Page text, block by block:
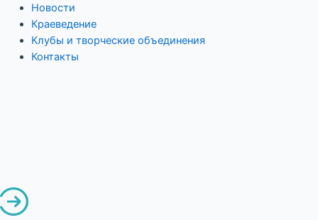
Новости
Краеведение
Клубы и творческие объединения
Контакты